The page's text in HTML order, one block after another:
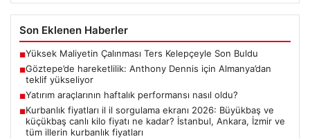
Son Eklenen Haberler
■Yüksek Maliyetin Çalınması Ters Kelepçeyle Son Buldu
■Göztepe’de hareketlilik: Anthony Dennis için Almanya’dan
teklif yükseliyor
■Yatırım araçlarının haftalık performansı nasıl oldu?
■Kurbanlık fiyatları il il sorgulama ekranı 2026: Büyükbaş ve
küçükbaş canlı kilo fiyatı ne kadar? İstanbul, Ankara, İzmir ve
tüm illerin kurbanlık fiyatları